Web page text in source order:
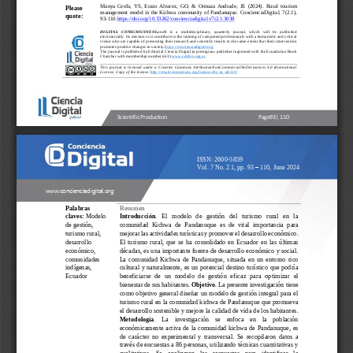
Scientific Production Page93| 110
Please
quote:
Manya  Grefa,  YS,  Erazo  Alvarez,  GO,  &  Ormaza  Andrade,  JE  (2024).
Rural  tourism
management  model  in  the  Kichwa  community  of  Pandanuque.
ConcienciaDigital,  7(2.1),
93- 110. https://doi.org/10.33262/concienciadigital.v7i2.1.3038
DIGITAL CONSCIOUSNESS, andIt   is   a   multidisciplinary,   quarterly   journal,   which   will   be   published
electronically. Its mission is to contribute to the training of competent professionals with a humanistic and critical
vision who are capable of presenting their research and scientific results to the same extent that their intervention
promotes positive changes in society.https://concienciadigital.org
The journal is published by Editorial Ciencia Digital (a prestigious publisher registered with the Ecuadorian Book
Chamber with membership number 663).www.celibro.org.ec
This journal is licensed under a Creative Commons AttributionNonCommercialNoDerivatives 4.0 International
License. Copy of the license: http://creativecommons.org/licenses/by-nc-nd/4.0/
ISSN: 2600-5859
Vol. 7 No. 2.1, pp. 93 – 110, June 2024
www.concienciadigital.org
Palabras
claves: Modelo
de gestión,
turismo rural,
desarrollo
económico,
comunidades
indígenas,
Ecuador
Resumen
Introducción.
El   modelo   de   gestión   del   turismo   rural   en   la
comunidad  Kichwa  de  Pandanuque es  de  vital  importancia  para
mejorar las actividades turísticas y promover el desarrollo económico
El  turismo  rural,  que  se  ha  consolidado  en  Ecuador  en  las últimas
décadas, es una importante fuente de desarrollo económico y social.
La  comunidad  Kichwa  de  Pandanuque,  situada  en  un  entorno  rico
cultural  y naturalmente, es un potencial destino turístico que podría
beneficiarse  de  un  modelo  de  gestión  eficaz  para  optimizar el
bienestar de sus habitantes. Objetivo. La presente investigación tiene
como objetivo general diseñar un modelo de gestión integral para el
turismo rural en la comunidad kichwa de Pandanuque que promueva
el desarrollo sostenible y mejore la calidad de vida de los habitantes
Metodología. La    investigación
se    enfoca    en    la    población
económicamente activa de la comunidad kichwa de Pandanuque, es
de  carácter  no  experimental  y  transversal.
Se  recopilaron  datos  a
través de encuestas a 86 personas, utilizando técnicas cuantitativas y